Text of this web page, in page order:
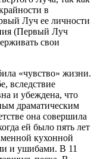
в
Луч ее личности
(Первый Луч
свои
«чувство» жизни.
вследствие
и убеждена, что
драматическим
она совершила
ей было пять лет
кухонной
и ушибами. В 11